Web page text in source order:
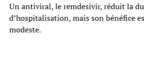
Un antiviral, le remdesivir, réduit la
d’hospitalisation, mais son bénéfice
modeste.